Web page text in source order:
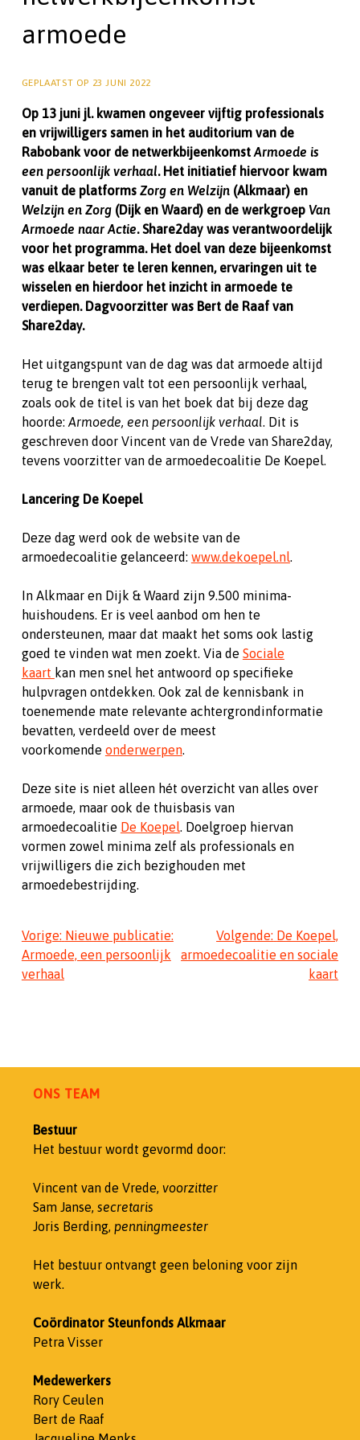
armoede
GEPLAATST OP 23 JUNI 2022
Op 13 juni jl. kwamen ongeveer vijftig professionals
en vrijwilligers samen in het auditorium van de
Rabobank voor de netwerkbijeenkomst Armoede is
een persoonlijk verhaal. Het initiatief hiervoor kwam
vanuit de platforms Zorg en Welzijn (Alkmaar) en
Welzijn en Zorg (Dijk en Waard) en de werkgroep Van
Armoede naar Actie. Share2day was verantwoordelijk
voor het programma. Het doel van deze bijeenkomst
was elkaar beter te leren kennen, ervaringen uit te
wisselen en hierdoor het inzicht in armoede te
verdiepen. Dagvoorzitter was Bert de Raaf van
Share2day.
Het uitgangspunt van de dag was dat armoede altijd
terug te brengen valt tot een persoonlijk verhaal,
zoals ook de titel is van het boek dat bij deze dag
hoorde: Armoede, een persoonlijk verhaal . Dit is
geschreven door Vincent van de Vrede van Share2day,
tevens voorzitter van de armoedecoalitie De Koepel.
Lancering De Koepel
Deze dag werd ook de website van de
armoedecoalitie gelanceerd: www.dekoepel.nl
In Alkmaar en Dijk & Waard zijn 9.500 minima-
huishoudens. Er is veel aanbod om hen te
ondersteunen, maar dat maakt het soms ook lastig
goed te vinden wat men zoekt. Via de Sociale
kaart kan men snel het antwoord op specifieke
hulpvragen ontdekken. Ook zal de kennisbank in
toenemende mate relevante achtergrondinformatie
bevatten, verdeeld over de meest
voorkomende onderwerpen.
Deze site is niet alleen hét overzicht van alles over
armoede, maar ook de thuisbasis van
armoedecoalitie De Koepel
. Doelgroep hiervan
vormen zowel minima zelf als professionals en
vrijwilligers die zich bezighouden met
armoedebestrijding.
Bericht
navigatie
Vorige: Nieuwe publicatie:
Armoede, een persoonlijk
verhaal
Volgende: De Koepel,
armoedecoalitie en sociale
kaart
ONS TEAM
Bestuur
Het bestuur wordt gevormd door:
Vincent van de Vrede,voorzitter
Sam Janse,secretaris
Joris Berding, penningmeester
Het bestuur ontvangt geen beloning voor zijn
werk.
Coördinator Steunfonds Alkmaar
Petra Visser
Medewerkers
Rory Ceulen
Bert de Raaf